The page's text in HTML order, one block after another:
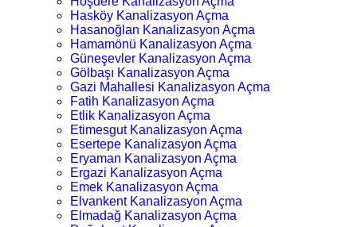
Hasköy Kanalizasyon Açma
Hasanoğlan Kanalizasyon Açma
Hamamönü Kanalizasyon Açma
Güneşevler Kanalizasyon Açma
Gölbaşı Kanalizasyon Açma
Gazi Mahallesi Kanalizasyon Açma
Fatih Kanalizasyon Açma
Etlik Kanalizasyon Açma
Etimesgut Kanalizasyon Açma
Esertepe Kanalizasyon Açma
Eryaman Kanalizasyon Açma
Ergazi Kanalizasyon Açma
Emek Kanalizasyon Açma
Elvankent Kanalizasyon Açma
Elmadağ Kanalizasyon Açma